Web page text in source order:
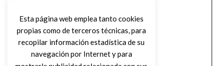
Esta página web emplea tanto cookies
propias como de terceros técnicas, para
recopilar información estadística de su
navegación por Internet y para